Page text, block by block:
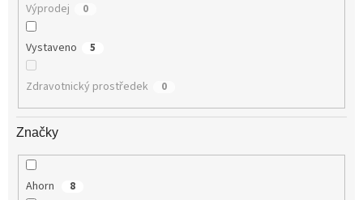
Výprodej 0
Vystaveno 5
Zdravotnický prostředek 0
Značky
Ahorn 8